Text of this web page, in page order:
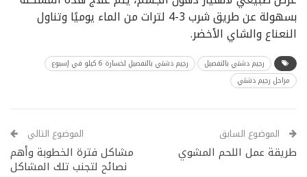
بسهولة عن طريق شرب 3-4 لترات من الماء يوميًا وتناول
النعناع والشاي الأخضر.
رجيم دشتي بالتفصيل
رجيم دشتي بالتفصيل لخسارة 6 كيلو في إسبوع
مراحل رجيم دشتي
الموضوع السابق
طريقة عمل اللحم المشوي
الموضوع التالي
مشاكل فترة الخطوبة وأهم
نصائح لتجنب تلك المشاكل